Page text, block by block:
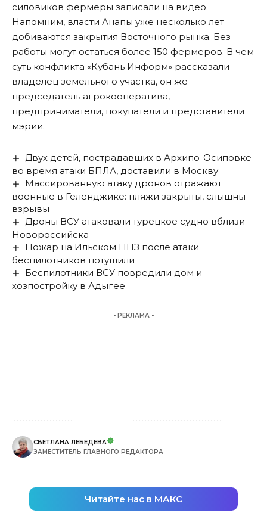
силовиков фермеры записали на видео.
Напомним, власти Анапы уже несколько лет
добиваются закрытия Восточного рынка. Без
работы могут остаться более 150 фермеров. В чем
суть конфликта «Кубань Информ» рассказали
владелец земельного участка, он же
председатель агрокооператива,
предприниматели, покупатели и представители
мэрии.
Двух детей, пострадавших в Архипо-Осиповке
во время атаки БПЛА, доставили в Москву
Массированную атаку дронов отражают
военные в Геленджике: пляжи закрыты, слышны
взрывы
Дроны ВСУ атаковали турецкое судно вблизи
Новороссийска
Пожар на Ильском НПЗ после атаки
беспилотников потушили
Беспилотники ВСУ повредили дом и
хозпостройку в Адыгее
- РЕКЛАМА -
СВЕТЛАНА ЛЕБЕДЕВА
ЗАМЕСТИТЕЛЬ ГЛАВНОГО РЕДАКТОРА
Читайте нас в МАКС